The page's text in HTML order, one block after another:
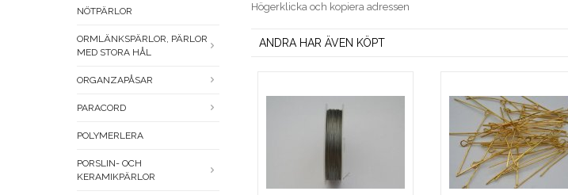
NÖTPÄRLOR
ORMLÄNKSPÄRLOR, PÄRLOR
MED STORA HÅL
ORGANZAPÅSAR
PARACORD
POLYMERLERA
PORSLIN- OCH
KERAMIKPÄRLOR
Högerklicka och kopiera adressen
ANDRA HAR ÄVEN KÖPT